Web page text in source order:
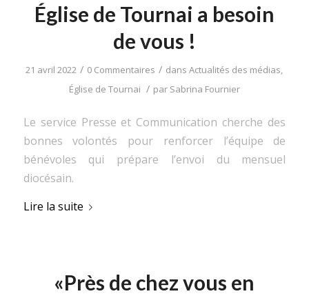
Église de Tournai a besoin
de vous !
21 avril 2022 / 0 Commentaires / dansActualités des médias
Église de Tournai / par Sabrina Fournier
Le service Presse et Communication cherche des
bonnes volontés pour renforcer l’équipe de
bénévoles qui prépare l’envoi du mensuel
diocésain.
Lire la suite
«Près de chez vous en